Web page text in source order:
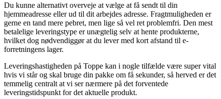
Du kunne alternativt overveje at vælge at få sendt til din
hjemmeadresse eller ud til dit arbejdes adresse. Fragtmuligheden er
gerne en tand mere pebret, men lige så vel ret problemfri. Den mest
betalelige leveringstype er unægtelig selv at hente produkterne,
hvilket dog nødvendiggør at du lever med kort afstand til e-
forretningens lager.
Leveringshastigheden på Toppe kan i nogle tilfælde være super vital
hvis vi står og skal bruge din pakke om få sekunder, så herved er det
temmelig centralt at vi ser nærmere på det forventede
leveringstidspunkt for det aktuelle produkt.